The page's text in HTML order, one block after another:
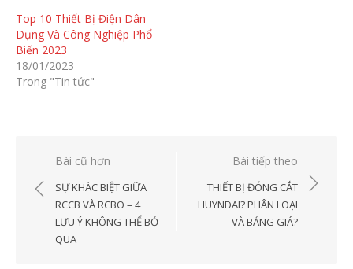
Top 10 Thiết Bị Điện Dân
Dụng Và Công Nghiệp Phổ
Biến 2023
18/01/2023
Trong "Tin tức"
Điều
hướng
viết
Bài cũ hơn
SỰ KHÁC BIỆT GIỮA
RCCB VÀ RCBO – 4
LƯU Ý KHÔNG THỂ BỎ
QUA
Bài tiếp theo
THIẾT BỊ ĐÓNG CẮT
HUYNDAI? PHÂN LOẠI
VÀ BẢNG GIÁ?